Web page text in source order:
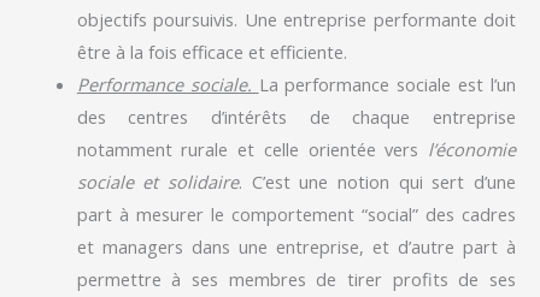
objectifs poursuivis. Une entreprise performante doit
être à la fois efficace et efficiente.
Performance sociale. La performance sociale est l’un
des centres d’intérêts de chaque entreprise
notamment rurale et celle orientée vers l’économie
sociale et solidaire. C’est une notion qui sert d’une
part à mesurer le comportement “social” des cadres
et managers dans une entreprise, et d’autre part à
permettre à ses membres de tirer profits de ses